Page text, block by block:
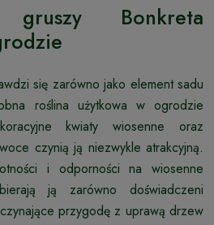
gruszy Bonkreta
się zarówno jako element sadu
roślina użytkowa w ogrodzie
kwiaty wiosenne oraz
czynią ją niezwykle atrakcyjną.
i odporności na wiosenne
ją zarówno doświadczeni
przygodę z uprawą drzew